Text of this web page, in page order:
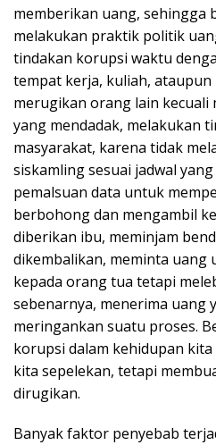
memberikan uang, sehingga
melakukan praktik politik
tindakan korupsi waktu
tempat kerja, kuliah, ataupun
merugikan orang lain kecuali
yang mendadak, melakukan
masyarakat, karena tidak
siskamling sesuai jadwal
pemalsuan data untuk
berbohong dan mengambil
diberikan ibu, meminjam
dikembalikan, meminta uang
kepada orang tua tetapi
sebenarnya, menerima uang
meringankan suatu proses.
korupsi dalam kehidupan
kita sepelekan, tetapi
dirugikan.
Banyak faktor penyebab